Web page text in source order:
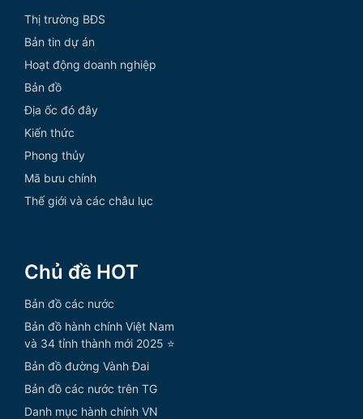
Thị trường BĐS
Bản tin dự án
Hoạt động doanh nghiệp
Bản đồ
Địa ốc đó đây
Kiến thức
Phong thủy
Mã bưu chính
Thế giới và các châu lục
Chủ đề HOT
Bản đồ các nước
Bản đồ hành chính Việt Nam
và 34 tỉnh thành mới 2025 ⭐
Bản đồ đường Vành Đai
Bản đồ các nước trên TG
Danh mục hành chính VN